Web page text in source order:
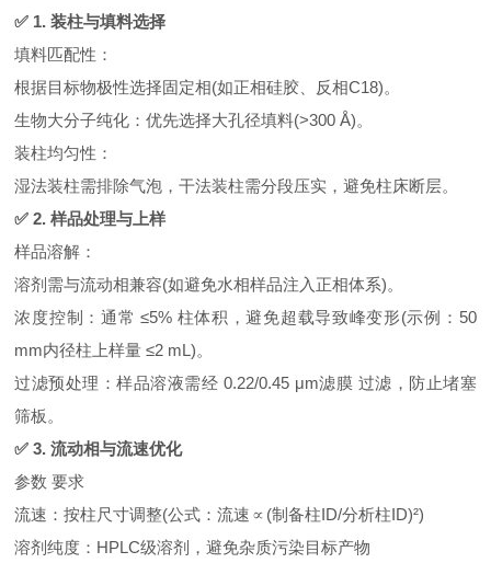
✅ 1. 装柱与填料选择
填料匹配性：
根据目标物极性选择固定相(如正相硅胶、反相C18)。
生物大分子纯化：优先选择大孔径填料(>300 Å)。
装柱均匀性：
湿法装柱需排除气泡，干法装柱需分段压实，避免柱床断层。
✅ 2. 样品处理与上样
样品溶解：
溶剂需与流动相兼容(如避免水相样品注入正相体系)。
浓度控制：通常 ≤5% 柱体积，避免超载导致峰变形(示例：50
mm内径柱上样量 ≤2 mL)。
过滤预处理：样品溶液需经 0.22/0.45 μm滤膜 过滤，防止堵塞
筛板。
✅ 3. 流动相与流速优化
参数 要求
流速：按柱尺寸调整(公式：流速∝(制备柱ID/分析柱ID)²)
溶剂纯度：HPLC级溶剂，避免杂质污染目标产物